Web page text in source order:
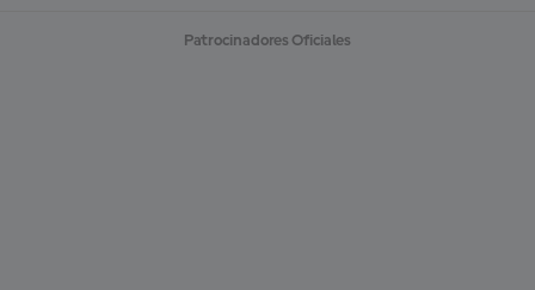
Patrocinadores Oficiales